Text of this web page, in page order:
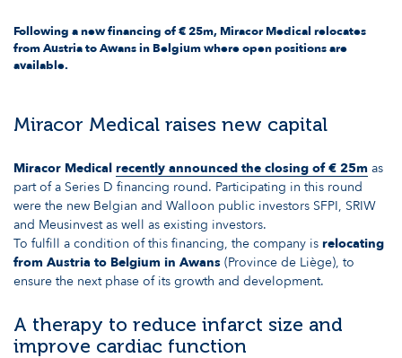
Following a new financing of € 25m, Miracor Medical relocates
from Austria to Awans in Belgium where open positions are
available.
Miracor Medical raises new capital
Miracor Medical recently announced the closing of € 25m as
part of a Series D financing round. Participating in this round
were the new Belgian and Walloon public investors SFPI, SRIW
and Meusinvest as well as existing investors.
To fulfill a condition of this financing, the company is relocating
from Austria to Belgium in Awans (Province de Liège), to
ensure the next phase of its growth and development.
A therapy to reduce infarct size and
improve cardiac function